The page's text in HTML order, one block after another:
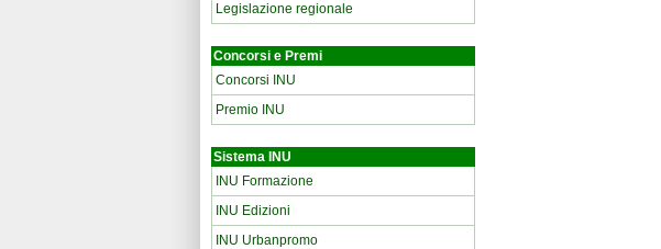
Legislazione regionale
Concorsi e Premi
Concorsi INU
Premio INU
Sistema INU
INU Formazione
INU Edizioni
INU Urbanpromo